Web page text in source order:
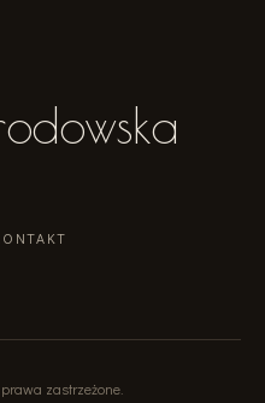
zastrzeżone.